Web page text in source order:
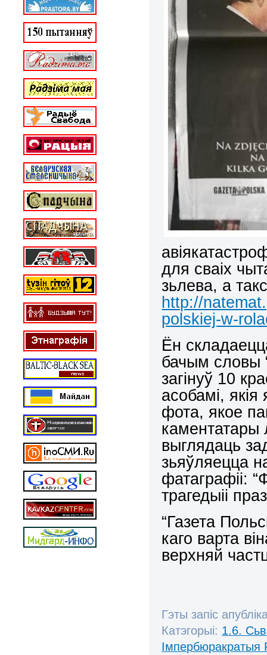
для сваіх
зьлева, а
http://
polskiej-w-
Ён
бачым словы
загінуў 10
асобамі,
фота, якое
каментатары
выглядаць
зьяўляецца
фатаграфіі:
трагедыіі
“Газета
каго варта
верхняй
Гэты запіс
Катэгорыі: 1.6.
Імпербюракратыя